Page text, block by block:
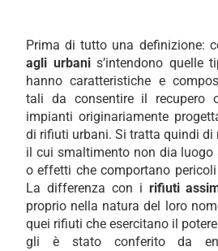
Prima di tutto una definizione:
agli urbanis’intendono quelle
hanno caratteristiche e
tali da consentire il recupero
impianti originariamente
di rifiuti urbani. Si tratta quindi
il cui smaltimento non dia luogo
o effetti che comportano
La differenza con i rifiuti
proprio nella natura del loro
quei rifiuti che esercitano il
gli è stato conferito da